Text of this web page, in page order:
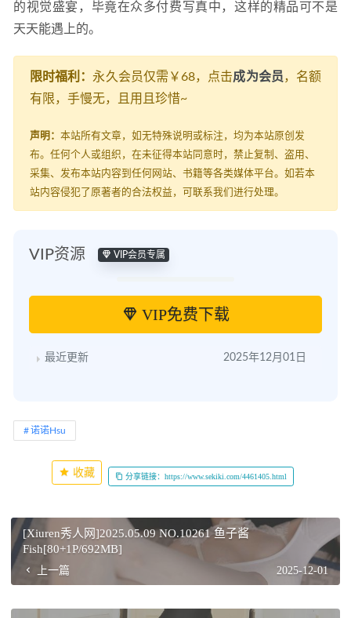
的视觉盛宴，毕竟在众多付费写真中，这样的精品可不是
天天能遇上的。
限时福利： 永久会员仅需￥68，点击成为会员，名额
有限，手慢无，且用且珍惜~
声明： 本站所有文章，如无特殊说明或标注，均为本站原创发
布。任何个人或组织，在未征得本站同意时，禁止复制、盗用、
采集、发布本站内容到任何网站、书籍等各类媒体平台。如若本
站内容侵犯了原著者的合法权益，可联系我们进行处理。
VIP资源 VIP会员专属
VIP免费下载
最近更新 2025年12月01日
诺诺Hsu
收藏 分享链接：https://www.sekiki.com/4461405.html
[Xiuren秀人网]2025.05.09 NO.10261 鱼子酱
Fish[80+1P/692MB]
上一篇 2025-12-01